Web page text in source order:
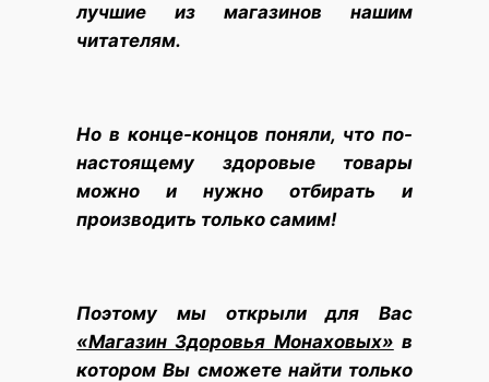
лучшие из магазинов нашим
читателям.
Но в конце-концов поняли, что по-
настоящему здоровые товары
можно и нужно отбирать и
производить только самим!
Поэтому мы открыли для Вас
«Магазин Здоровья Монаховых» в
котором Вы сможете найти только